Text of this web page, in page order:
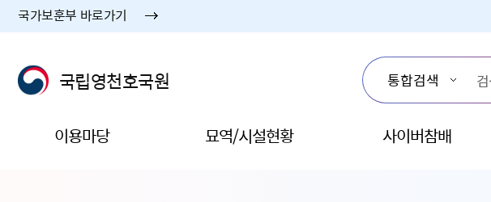
국가보훈부 바로가기
국립영천호국원
이용마당 묘역/시설현황 사이버참배